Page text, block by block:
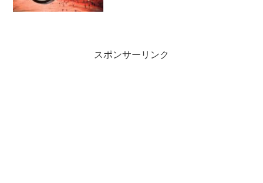
スポンサーリンク